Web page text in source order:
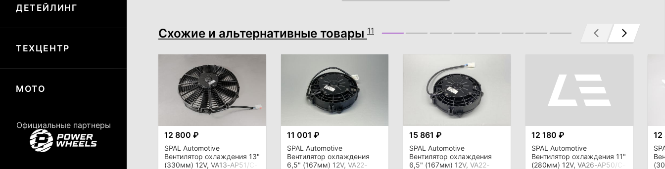
Схожие и альтернативные товары 11
12 800 ₽
SPAL Automotive
Вентилятор охлаждения 13"
(330мм) 12V, VA13-AP51/C-
11 001 ₽
SPAL Automotive
Вентилятор охлаждения
6,5" (167мм) 12V, VA22-
15 861 ₽
SPAL Automotive
Вентилятор охлаждения
6,5" (167мм) 12V, VA22-
12 180 ₽
SPAL Automotive
Вентилятор охлаждения 11"
(280мм) 12V, VA26-AP50/C-
ДЕТЕЙЛИНГ
ТЕХЦЕНТР
МОТО
Официальные партнеры